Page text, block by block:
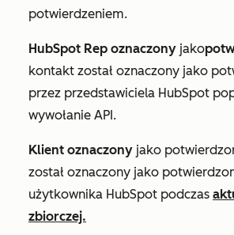
potwierdzeniem.
HubSpot Rep oznaczony jako
kontakt został oznaczony jako
przez przedstawiciela HubSpot
wywołanie API.
Klient oznaczony jako
został oznaczony jako
użytkownika HubSpot podczas
zbiorczej.